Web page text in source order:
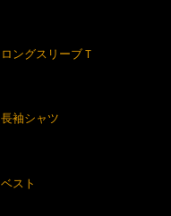
ロングスリーブＴ
長袖シャツ
ベスト